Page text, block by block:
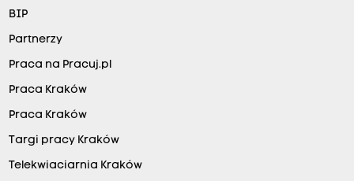
BIP
Partnerzy
Praca na Pracuj.pl
Praca Kraków
Praca Kraków
Targi pracy Kraków
Telekwiaciarnia Kraków